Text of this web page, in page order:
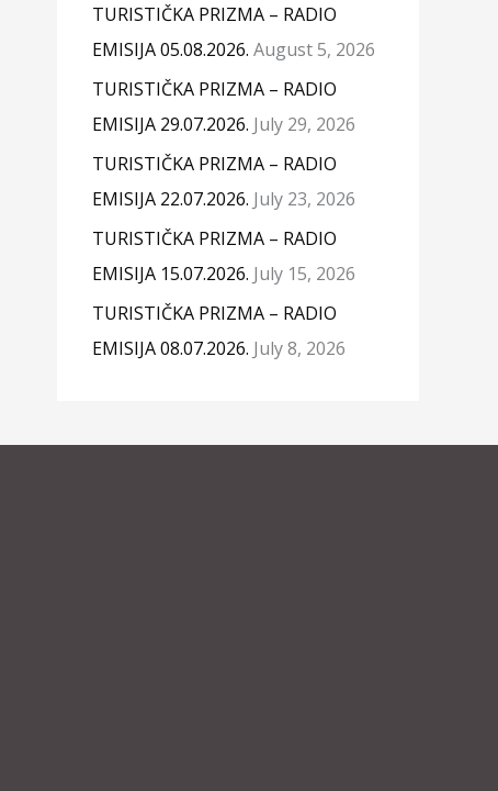
TURISTIČKA PRIZMA – RADIO
EMISIJA 05.08.2026. August 5, 2026
TURISTIČKA PRIZMA – RADIO
EMISIJA 29.07.2026. July 29, 2026
TURISTIČKA PRIZMA – RADIO
EMISIJA 22.07.2026. July 23, 2026
TURISTIČKA PRIZMA – RADIO
EMISIJA 15.07.2026. July 15, 2026
TURISTIČKA PRIZMA – RADIO
EMISIJA 08.07.2026. July 8, 2026